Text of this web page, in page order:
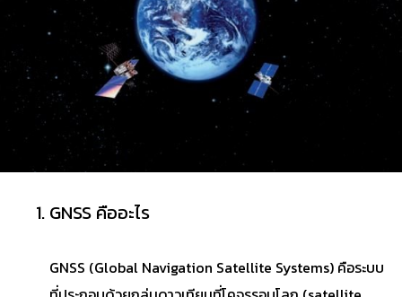
GNSS คืออะไร
GNSS (Global Navigation Satellite Systems) คือระบบ